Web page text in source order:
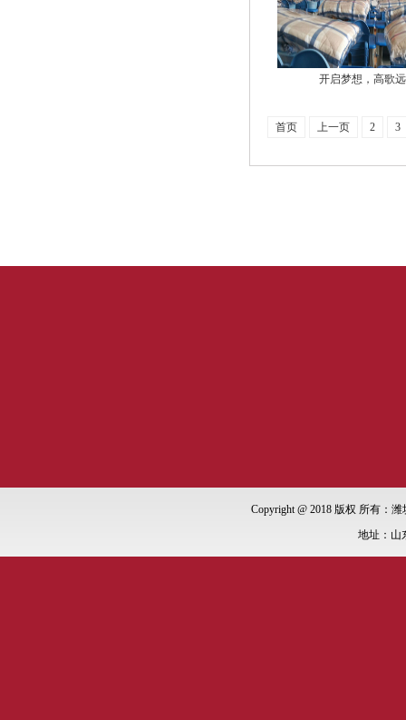
开启梦想，高歌
首页 上一页 2 3
Copyright @ 2018 版权 所有：
地址：山